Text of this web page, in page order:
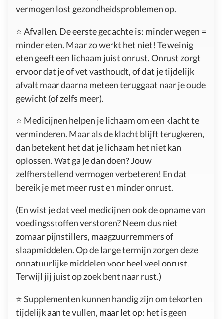
vermogen lost gezondheidsproblemen op.
⭐️ Afvallen. De eerste gedachte is: minder wegen =
minder eten. Maar zo werkt het niet! Te weinig
eten geeft een lichaam juist onrust. Onrust zorgt
ervoor dat je of vet vasthoudt, of dat je tijdelijk
afvalt maar daarna meteen teruggaat naar je oude
gewicht (of zelfs meer).
⭐️ Medicijnen helpen je lichaam om een klacht te
verminderen. Maar als de klacht blijft terugkeren,
dan betekent het dat je lichaam het niet kan
oplossen. Wat ga je dan doen? Jouw
zelfherstellend vermogen verbeteren! En dat
bereik je met meer rust en minder onrust.
(En wist je dat veel medicijnen ook de opname van
voedingsstoffen verstoren? Neem dus niet
zomaar pijnstillers, maagzuurremmers of
slaapmiddelen. Op de lange termijn zorgen deze
onnatuurlijke middelen voor heel veel onrust.
Terwijl jij juist op zoek bent naar rust.)
⭐️ Supplementen kunnen handig zijn om tekorten
tijdelijk aan te vullen, maar let op: het is geen